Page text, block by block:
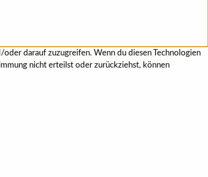
darauf zuzugreifen. Wenn du diesen Technologien
nicht erteilst oder zurückziehst, können